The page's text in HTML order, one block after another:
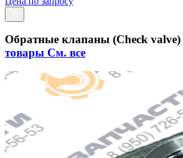
Обратные клапаны (Check valve)
товары См. все